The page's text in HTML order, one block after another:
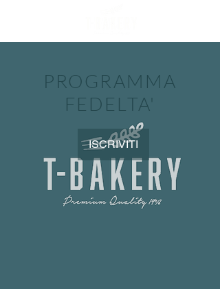
ISCRIVITI
PROGRAMMA
FEDELTA'